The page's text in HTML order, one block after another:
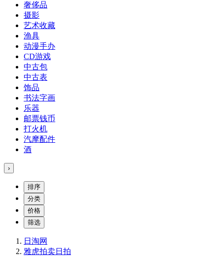
奢侈品
摄影
艺术收藏
渔具
动漫手办
CD游戏
中古包
中古表
饰品
书法字画
乐器
邮票钱币
打火机
汽摩配件
酒
›
排序
分类
价格
筛选
日淘网
雅虎拍卖日拍